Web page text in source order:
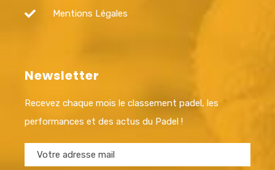
Mentions Légales
Newsletter
Recevez chaque mois le classement padel, les
performances et des actus du Padel !